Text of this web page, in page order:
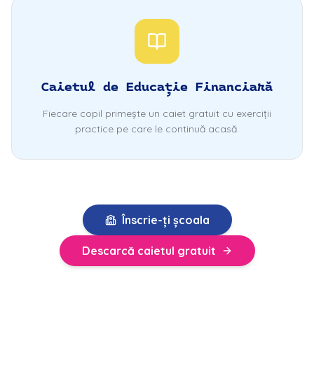
Caietul de Educație Financiară
Fiecare copil primește un caiet gratuit cu exerciții
practice pe care le continuă acasă.
Înscrie-ți școala
Descarcă caietul gratuit